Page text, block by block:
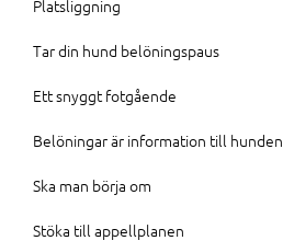
Platsliggning
Tar din hund belöningspaus
Ett snyggt fotgående
Belöningar är information till hunden
Ska man börja om
Stöka till appellplanen